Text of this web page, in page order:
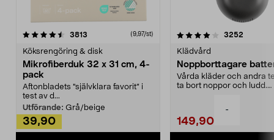
-
3813 (9,97/st)
Köksrengöring & disk
Mikrofiberduk 32 x 31 cm, 4-
pack
Aftonbladets "självklara favorit” i
test av d...
Utförande: Grå/beige
39,90
4.0av 5 stjärnor 3252
Klädvård
Noppborttagare
Vårda kläder och andra
ta bort noppor och ludd.
149,90
4.5av 5 stjärnor